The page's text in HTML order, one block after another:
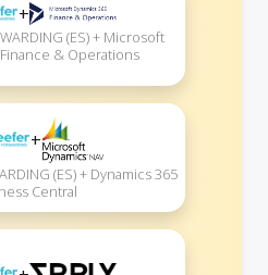
+
(ES) + Microsoft
& Operations
+
(ES) + Dynamics 365
Central